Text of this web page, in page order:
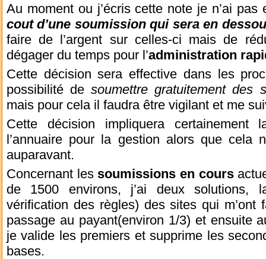
Au moment ou j’écris cette note je n’ai
cout d’une soumission qui sera en
faire de l’argent sur celles-ci mais de
dégager du temps pour l’administration
Cette décision sera effective dans les
possibilité desoumettre gratuitement des
mais pour cela il faudra être vigilant et me
Cette décision impliquera certainement
l’annuaire pour la gestion alors que cela
auparavant.
Concernant les soumissions en cours
de 1500 environs, j’ai deux solutions,
vérification des règles) des sites qui
passage au payant(environ 1/3) et ensuite
je valide les premiers et supprime les
bases.